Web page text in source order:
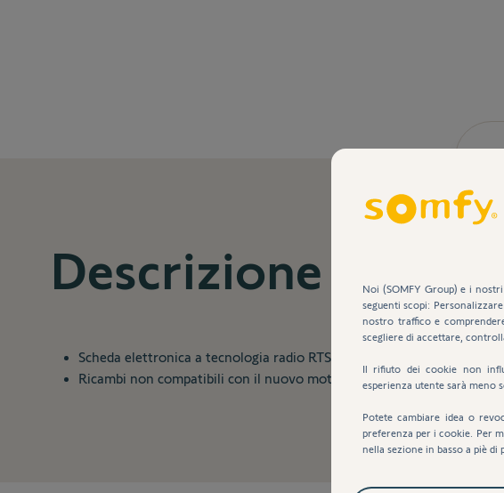
Descrizione
Scheda elettronica a tecnologia radio RTS da sostituire al posto di
Ricambi non compatibili con il nuovo motore Synapsia 1000 io/Yslo io
Noi (SOMFY Group) e i
seguenti scopi:
nostro traffico e
scegliere di accettare,
Il rifiuto dei cookie non
esperienza utente sarà meno
Potete cambiare idea o
preferenza per i cookie. Per
nella sezione in basso a piè di